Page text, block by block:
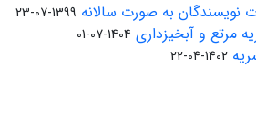
نویسندگان به صورت سالانه 1399-07-23
مرتع و آبخیزداری 1404-07-01
1402-04-22